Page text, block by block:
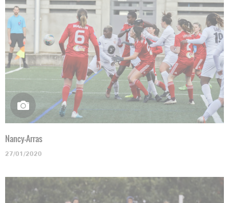
Nancy-Arras
27/01/2020